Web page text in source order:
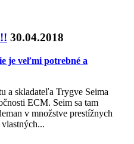
30.04.2018
je veľmi potrebné a
a skladateľa Trygve Seima
ECM. Seim sa tam
v množstve prestížnych